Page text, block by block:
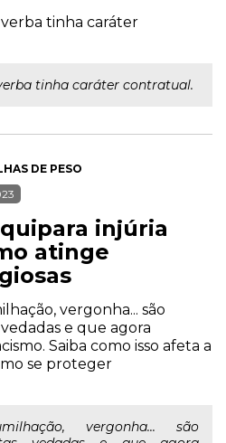
tinha caráter
tinha caráter contratual.
DE PESO
injúria
atinge
vergonha... são
e que agora
Saiba como isso afeta a
se proteger
vergonha... são